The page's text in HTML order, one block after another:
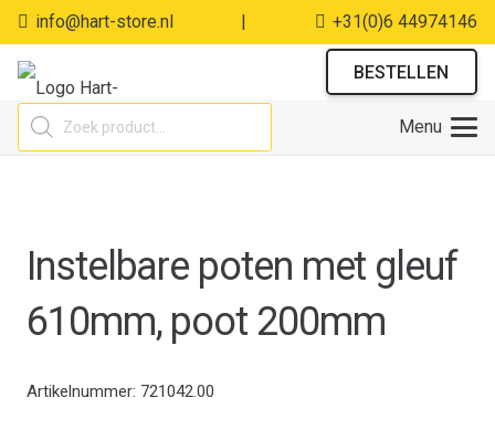
info@hart-store.nl | +31(0)6 44974146
BESTELLEN
Producten
zoeken
Menu
Instelbare poten met gleuf
610mm, poot 200mm
Artikelnummer: 721042.00